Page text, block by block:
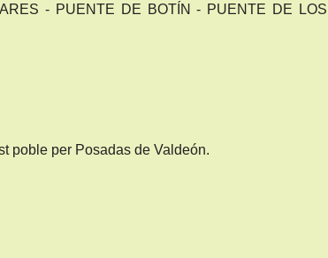
- PUENTE DE BOTÍN - PUENTE DE LOS
poble per Posadas de Valdeón.